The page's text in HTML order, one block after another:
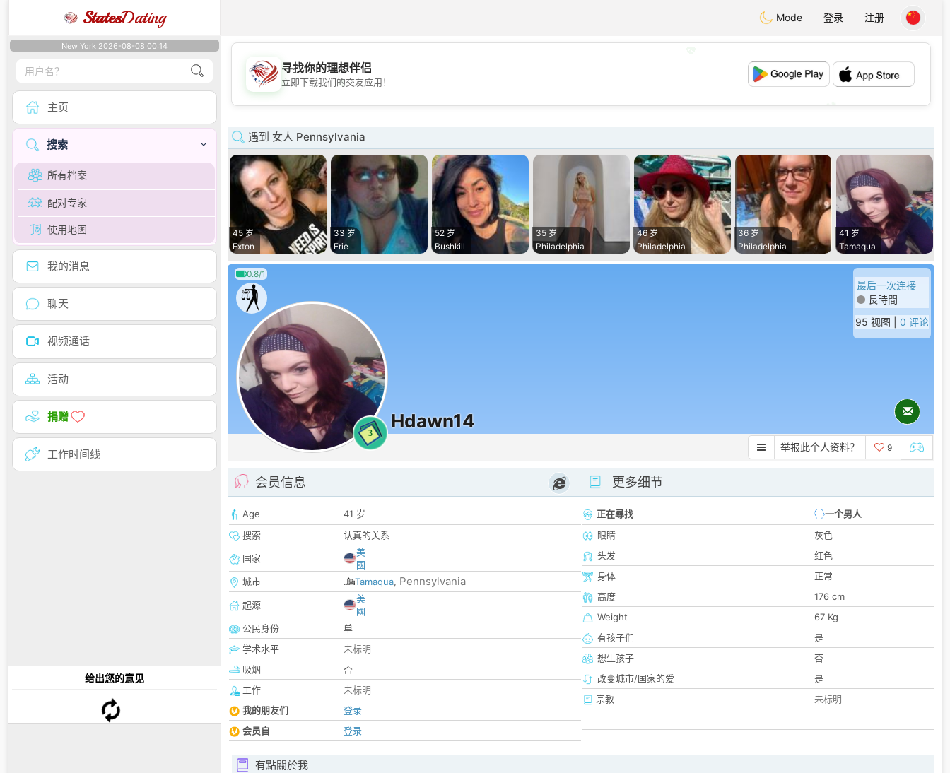
StatesDating Mode 登录 注册
New York 2026-08-08 00:14
主页
搜索
所有档案
配对专家
使用地图
我的消息
聊天
视频通话
活动
捐赠
工作时间线
给出您的意见
💖
💕
寻找你的理想伴侣
立即下载我们的交友应用！
遇到 女人 Pennsylvania
45 岁
Exton
33 岁
Erie
52 岁
Bushkill
35 岁
Philadelphia
46 岁
Philadelphia
36 岁
Philadelphia
41 岁
Tamaqua
0.8/1
3
Hdawn14
最后一次连接
長時間
95 视图 | 0 评论
举报此个人资料？ 9
会员信息
Age
41 岁
搜索
认真的关系
国家
美
國
城市
Tamaqua, Pennsylvania
起源
美
國
公民身份
单
学术水平
未标明
吸烟
否
工作
未标明
我的朋友们
登录
会员自
登录
更多细节
正在尋找
一个男人
眼睛
灰色
头发
红色
身体
正常
高度
176 cm
Weight
67 Kg
有孩子们
是
想生孩子
否
改变城市/国家的爱
是
宗教
未标明
有點關於我